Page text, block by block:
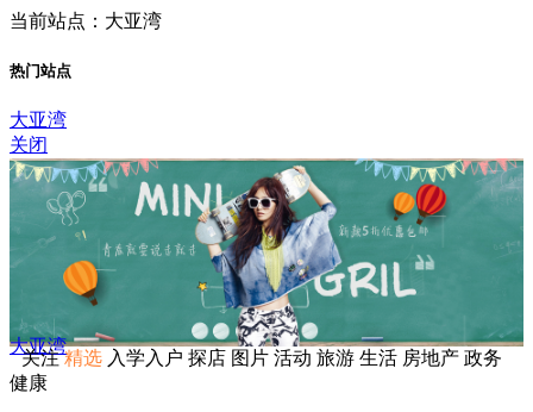
当前站点：大亚湾
热门站点
大亚湾
关闭
大亚湾
关注 精选 入学入户 探店 图片 活动 旅游 生活 房地产 政务
健康